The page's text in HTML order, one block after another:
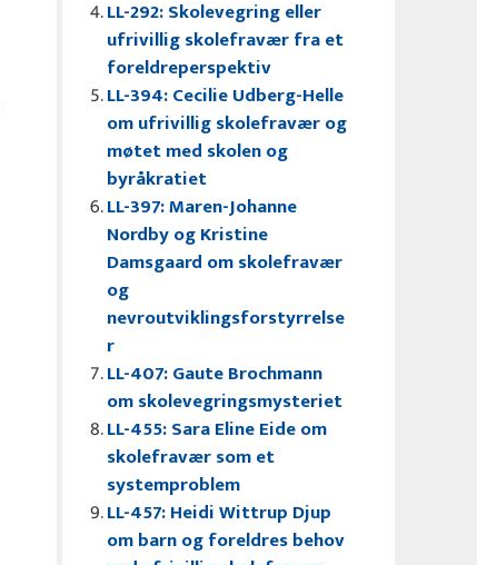
LL-292: Skolevegring eller
ufrivillig skolefravær fra et
foreldreperspektiv
LL-394: Cecilie Udberg-Helle
om ufrivillig skolefravær og
møtet med skolen og
byråkratiet
LL-397: Maren-Johanne
Nordby og Kristine
Damsgaard om skolefravær
og
nevroutviklingsforstyrrelse
r
LL-407: Gaute Brochmann
om skolevegringsmysteriet
LL-455: Sara Eline Eide om
skolefravær som et
systemproblem
LL-457: Heidi Wittrup Djup
om barn og foreldres behov